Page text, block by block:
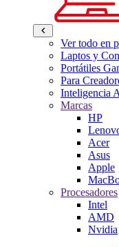
Ver todo en
Laptos y
Portátiles
Para
Inteligencia
Marcas
HP
Acer
Asus
Apple
Procesadores
Intel
AMD
Nvidia